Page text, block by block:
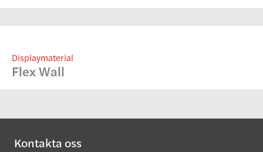
Displaymaterial
Flex Wall
Kontakta oss